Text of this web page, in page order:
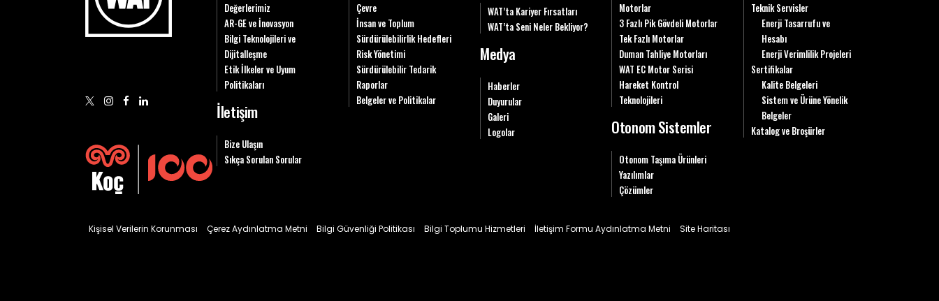
Değerlerimiz
AR-GE ve İnovasyon
Bilgi Teknolojileri ve
Dijitalleşme
Etik İlkeler ve Uyum
Politikaları
İletişim
Bize Ulaşın
Sıkça Sorulan Sorular
Çevre
İnsan ve Toplum
Sürdürülebilirlik Hedefleri
Risk Yönetimi
Sürdürülebilir Tedarik
Raporlar
Belgeler ve Politikalar
WAT’ta Kariyer Fırsatları
WAT’ta Seni Neler Bekliyor?
Medya
Haberler
Duyurular
Galeri
Logolar
Motorlar
3 Fazlı Pik Gövdeli Motorlar
Tek Fazlı Motorlar
Duman Tahliye Motorları
WAT EC Motor Serisi
Hareket Kontrol
Teknolojileri
Otonom Sistemler
Otonom Taşıma Ürünleri
Yazılımlar
Çözümler
Teknik Servisler
Enerji Tasarrufu ve
Hesabı
Enerji Verimlilik Projeleri
Sertifikalar
Kalite Belgeleri
Sistem ve Ürüne Yönelik
Belgeler
Katalog ve Broşürler
Kişisel Verilerin Korunması Çerez Aydınlatma Metni Bilgi Güvenliği Politikası Bilgi Toplumu Hizmetleri İletişim Formu Aydınlatma Metni Site Haritası